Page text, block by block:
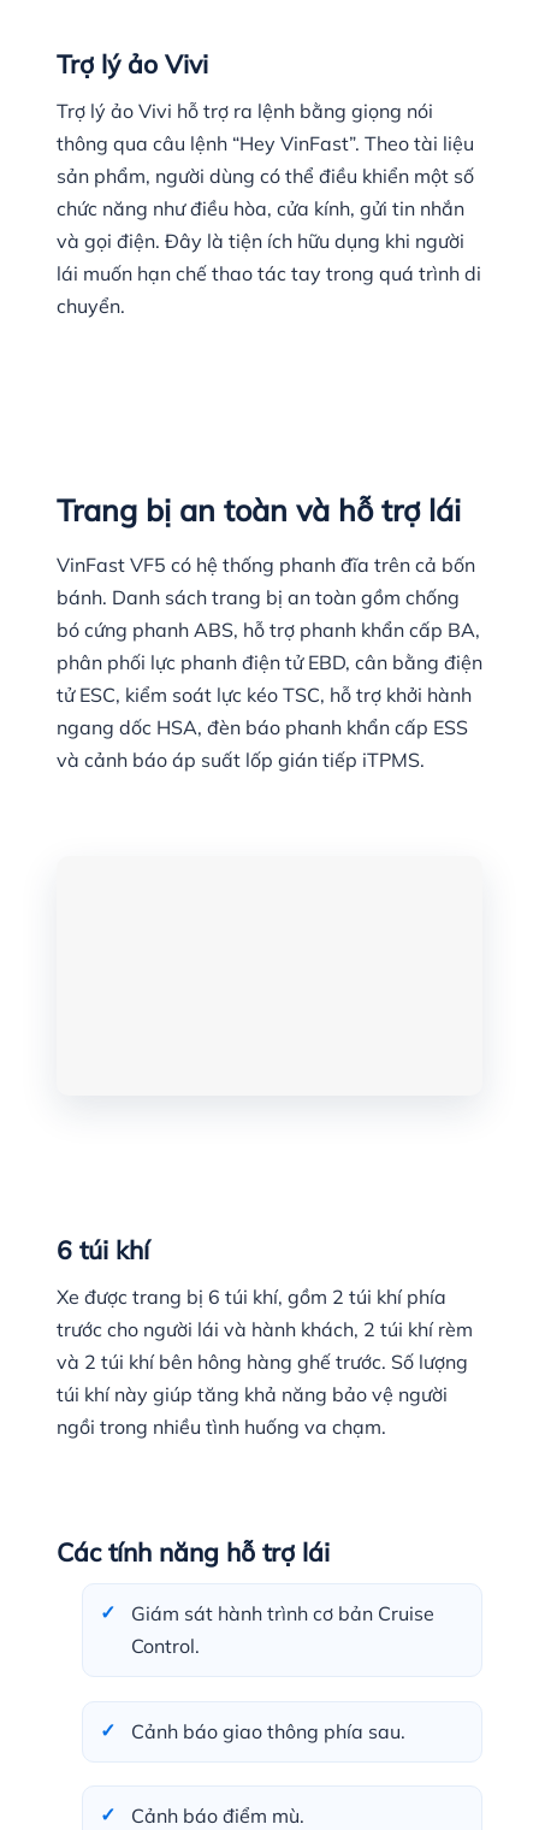
Trợ lý ảo Vivi
Trợ lý ảo Vivi hỗ trợ ra lệnh bằng giọng nói
thông qua câu lệnh “Hey VinFast”. Theo tài liệu
sản phẩm, người dùng có thể điều khiển một số
chức năng như điều hòa, cửa kính, gửi tin nhắn
và gọi điện. Đây là tiện ích hữu dụng khi người
lái muốn hạn chế thao tác tay trong quá trình di
chuyển.
Trang bị an toàn và hỗ trợ lái
VinFast VF5 có hệ thống phanh đĩa trên cả bốn
bánh. Danh sách trang bị an toàn gồm chống
bó cứng phanh ABS, hỗ trợ phanh khẩn cấp BA,
phân phối lực phanh điện tử EBD, cân bằng điện
tử ESC, kiểm soát lực kéo TSC, hỗ trợ khởi hành
ngang dốc HSA, đèn báo phanh khẩn cấp ESS
và cảnh báo áp suất lốp gián tiếp iTPMS.
6 túi khí
Xe được trang bị 6 túi khí, gồm 2 túi khí phía
trước cho người lái và hành khách, 2 túi khí rèm
và 2 túi khí bên hông hàng ghế trước. Số lượng
túi khí này giúp tăng khả năng bảo vệ người
ngồi trong nhiều tình huống va chạm.
Các tính năng hỗ trợ lái
Giám sát hành trình cơ bản Cruise
Control.
Cảnh báo giao thông phía sau.
Cảnh báo điểm mù.